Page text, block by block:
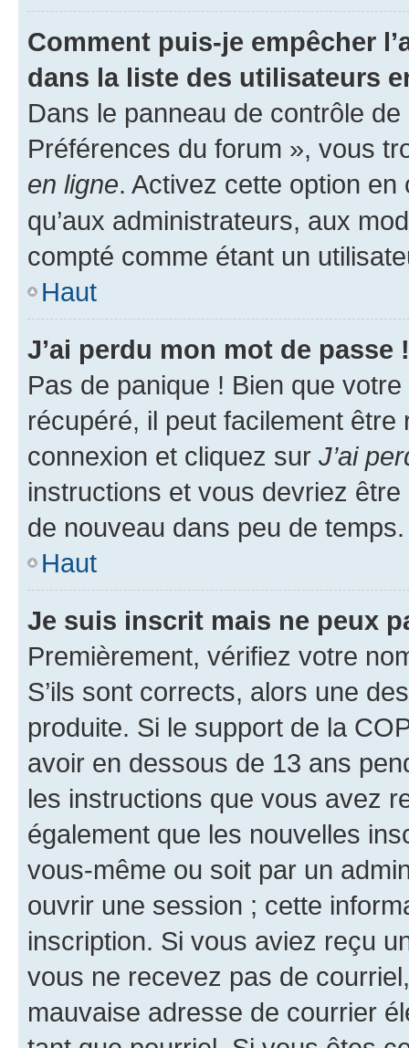
Comment puis-je empêcher
dans la liste des utilisateurs
Dans le panneau de contrôle
Préférences du forum », vous
en ligne. Activez cette option
qu’aux administrateurs, aux
compté comme étant un
Haut
J’ai perdu mon mot de passe !
Pas de panique ! Bien que
récupéré, il peut facilement
connexion et cliquez sur J’ai
instructions et vous devriez
de nouveau dans peu de temps.
Haut
Je suis inscrit mais ne peux
Premièrement, vérifiez votre
S’ils sont corrects, alors une
produite. Si le support de la
avoir en dessous de 13 ans
les instructions que vous avez
également que les nouvelles
vous-même ou soit par un
ouvrir une session ; cette
inscription. Si vous aviez reçu
vous ne recevez pas de
mauvaise adresse de courrier